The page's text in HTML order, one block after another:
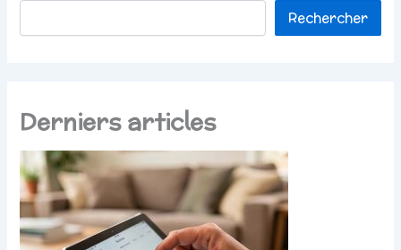
Rechercher
Derniers articles